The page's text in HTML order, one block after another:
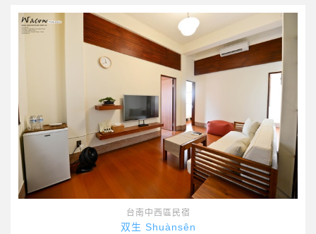
台南中西區民宿
双生 Shuànsên